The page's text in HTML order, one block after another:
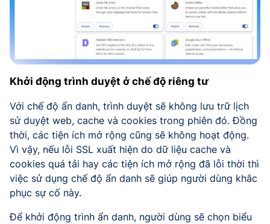
Khởi động trình duyệt ở chế độ riêng tư
Với chế độ ẩn danh, trình duyệt sẽ không lưu trữ lịch
sử duyệt web, cache và cookies trong phiên đó. Đồng
thời, các tiện ích mở rộng cũng sẽ không hoạt động.
Vì vậy, nếu lỗi SSL xuất hiện do dữ liệu cache và
cookies quá tải hay các tiện ích mở rộng đã lỗi thời thì
việc sử dụng chế độ ẩn danh sẽ giúp người dùng khắc
phục sự cố này.
Để khởi động trình ẩn danh, người dùng sẽ chọn biểu